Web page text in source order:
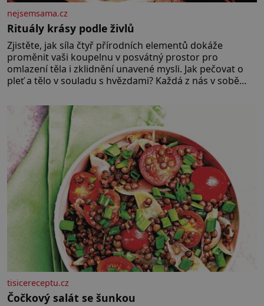
nejsemsama.cz
Rituály krásy podle živlů
Zjistěte, jak síla čtyř přírodních elementů dokáže
proměnit vaši koupelnu v posvátný prostor pro
omlazení těla i zklidnění unavené mysli. Jak pečovat o
pleť a tělo v souladu s hvězdami? Každá z nás v sobě
povaze, ale i v potřebách naší pokožky. Ohnivá znamení
Ženy narozené ve znamení Berana, Lva a Střelce v sobě
nesou žár, odvahu a neutuchající elán. Vaše
tisicereceptu.cz
Čočkový salát se šunkou